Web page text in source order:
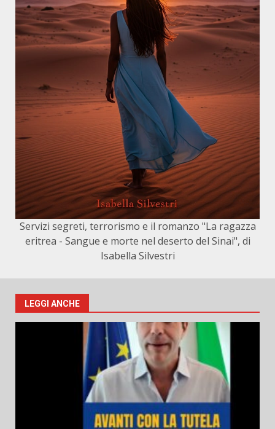
Servizi segreti, terrorismo e il romanzo "La ragazza
eritrea - Sangue e morte nel deserto del Sinai", di
Isabella Silvestri
LEGGI ANCHE